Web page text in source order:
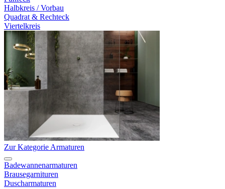
Halbkreis / Vorbau
Quadrat & Rechteck
Viertelkreis
Zur Kategorie Armaturen
Badewannenarmaturen
Brausegarnituren
Duscharmaturen